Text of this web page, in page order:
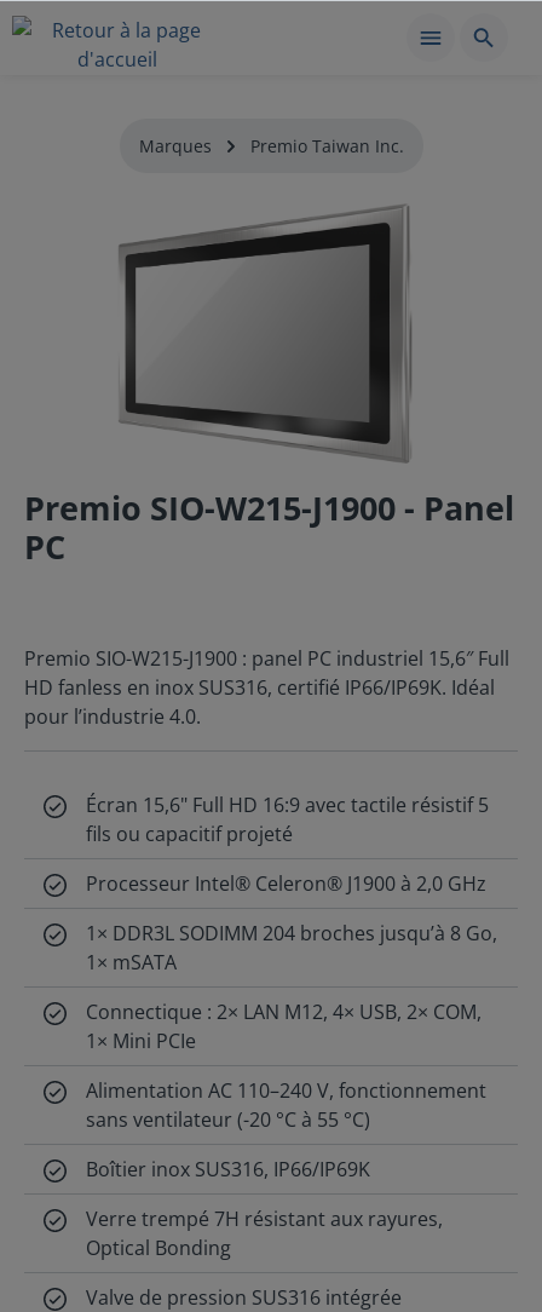
Marques Premio Taiwan Inc.
Premio SIO-W215-J1900 - Panel
PC
Premio SIO-W215-J1900 : panel PC industriel 15,6″ Full
HD fanless en inox SUS316, certifié IP66/IP69K. Idéal
pour l’industrie 4.0.
Écran 15,6" Full HD 16:9 avec tactile résistif 5
fils ou capacitif projeté
Processeur Intel® Celeron® J1900 à 2,0 GHz
1× DDR3L SODIMM 204 broches jusqu’à 8 Go,
1× mSATA
Connectique : 2× LAN M12, 4× USB, 2× COM,
1× Mini PCIe
Alimentation AC 110–240 V, fonctionnement
sans ventilateur (-20 °C à 55 °C)
Boîtier inox SUS316, IP66/IP69K
Verre trempé 7H résistant aux rayures,
Optical Bonding
Valve de pression SUS316 intégrée